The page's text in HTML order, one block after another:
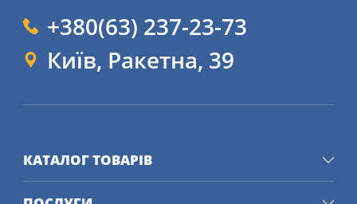
+380(63) 237-23-73
Київ, Ракетна, 39
КАТАЛОГ ТОВАРІВ